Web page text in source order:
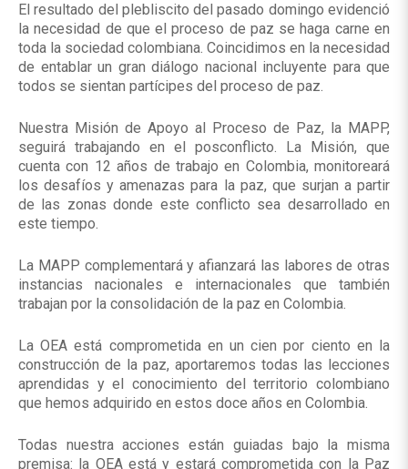
El resultado del plebliscito del pasado domingo evidenció
la necesidad de que el proceso de paz se haga carne en
toda la sociedad colombiana. Coincidimos en la necesidad
de entablar un gran diálogo nacional incluyente para que
todos se sientan partícipes del proceso de paz.
Nuestra Misión de Apoyo al Proceso de Paz, la MAPP,
seguirá trabajando en el posconflicto. La Misión, que
cuenta con 12 años de trabajo en Colombia, monitoreará
los desafíos y amenazas para la paz, que surjan a partir
de las zonas donde este conflicto sea desarrollado en
este tiempo.
La MAPP complementará y afianzará las labores de otras
instancias nacionales e internacionales que también
trabajan por la consolidación de la paz en Colombia.
La OEA está comprometida en un cien por ciento en la
construcción de la paz, aportaremos todas las lecciones
aprendidas y el conocimiento del territorio colombiano
que hemos adquirido en estos doce años en Colombia.
Todas nuestra acciones están guiadas bajo la misma
premisa: la OEA está y estará comprometida con la Paz